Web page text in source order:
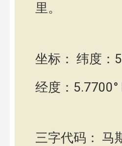
里。
坐标： 纬度：
经度：5.7700°
三字代码： 马